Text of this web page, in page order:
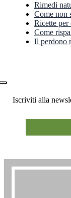
Rimedi
Come non
Ricette per
Come
Il perdono
Newsletter
Iscriviti alla